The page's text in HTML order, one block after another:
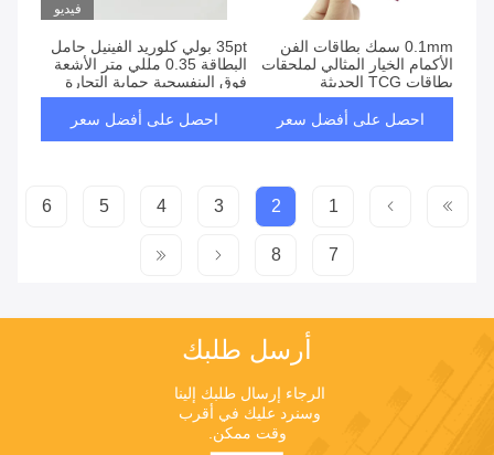
0.1mm سمك بطاقات الفن
الأكمام الخيار المثالي لملحقات
بطاقات TCG الحديثة
احصل على أفضل سعر
فيديو
35pt بولي كلوريد الفينيل حامل
البطاقة 0.35 مللي متر الأشعة
فوق البنفسجية حماية التجارة
الرياضة البيسبول حالة بطاقة
SGSاحصل على أفضل سعر
1
2
3
4
5
6
7
8
أرسل طلبك
وقت ممكن.